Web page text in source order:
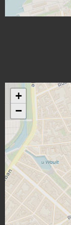
+
−